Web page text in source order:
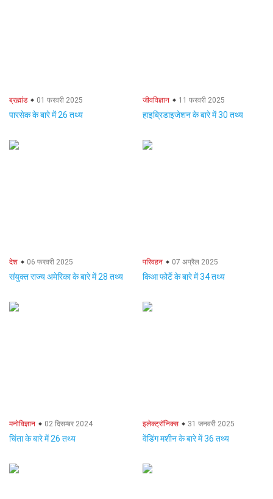
ब्रह्मांड 01 फरवरी 2025
पारसेक के बारे में 26 तथ्य
जीवविज्ञान 11 फरवरी 2025
हाइब्रिडाइजेशन के बारे में 30 तथ्य
देश 06 फरवरी 2025
संयुक्त राज्य अमेरिका के बारे में 28 तथ्य
परिवहन 07 अप्रैल 2025
किआ फोर्टे के बारे में 34 तथ्य
मनोविज्ञान 02 दिसम्बर 2024
चिंता के बारे में 26 तथ्य
इलेक्ट्रॉनिक्स 31 जनवरी 2025
वेंडिंग मशीन के बारे में 36 तथ्य